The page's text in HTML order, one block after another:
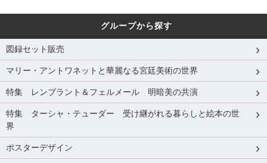
グループから探す
図録セット販売
マリー・アントワネットと華麗なる宮廷美術の世界
特集 レンブラント＆フェルメール 明暗美の共演
特集 ターシャ・テューダー 受け継がれる暮らしと絵本の世
界
ポスターデザイン